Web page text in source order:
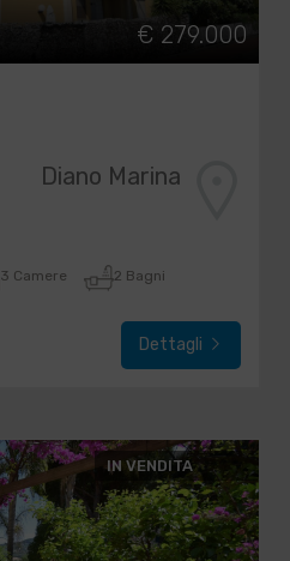
€ 279.000
Diano Marina
3 Camere 2 Bagni
Dettagli
IN VENDITA